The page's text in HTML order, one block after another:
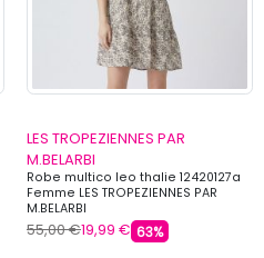
LES TROPEZIENNES PAR
M.BELARBI
Robe multico leo thalie 12420127a
Femme LES TROPEZIENNES PAR
M.BELARBI
55,00 €19,99 € 63%